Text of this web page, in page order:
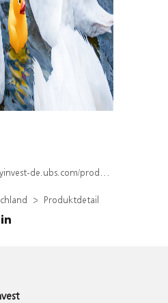
produkt/detail/index/isin/DE000WA7E5W0
Produktdetail